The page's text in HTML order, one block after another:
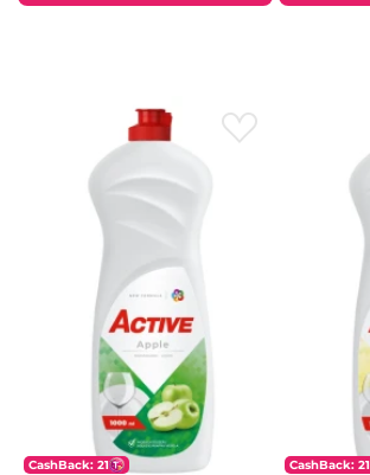
CashBack: 21 CashBack: 21